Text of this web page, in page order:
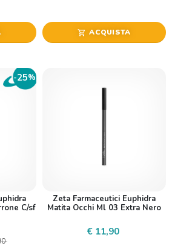
shopping_cart ACQUISTA
-25%
C/sf
Zeta Farmaceutici Euphidra
Matita Occhi Ml 03 Extra Nero
€ 11,90